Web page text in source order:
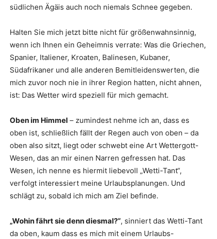
südlichen Ägäis auch noch niemals Schnee gegeben.
Halten Sie mich jetzt bitte nicht für größenwahnsinnig,
wenn ich Ihnen ein Geheimnis verrate: Was die Griechen,
Spanier, Italiener, Kroaten, Balinesen, Kubaner,
Südafrikaner und alle anderen Bemitleidenswerten, die
mich zuvor noch nie in ihrer Region hatten, nicht ahnen,
ist: Das Wetter wird speziell für mich gemacht.
Oben im Himmel – zumindest nehme ich an, dass es
oben ist, schließlich fällt der Regen auch von oben – da
oben also sitzt, liegt oder schwebt eine Art Wettergott-
Wesen, das an mir einen Narren gefressen hat. Das
Wesen, ich nenne es hiermit liebevoll „Wetti-Tant“,
verfolgt interessiert meine Urlaubsplanungen. Und
schlägt zu, sobald ich mich am Ziel befinde.
„Wohin fährt sie denn diesmal?“, sinniert das Wetti-Tant
da oben, kaum dass es mich mit einem Urlaubs-